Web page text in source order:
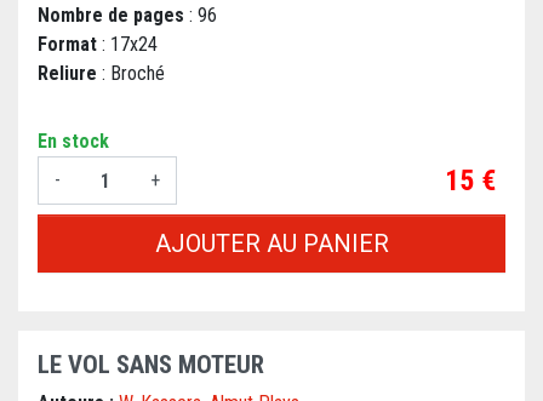
Nombre de pages : 96
Format : 17x24
Reliure : Broché
En stock
-
+ Prix
15 €
AJOUTER AU PANIER
LE VOL SANS MOTEUR